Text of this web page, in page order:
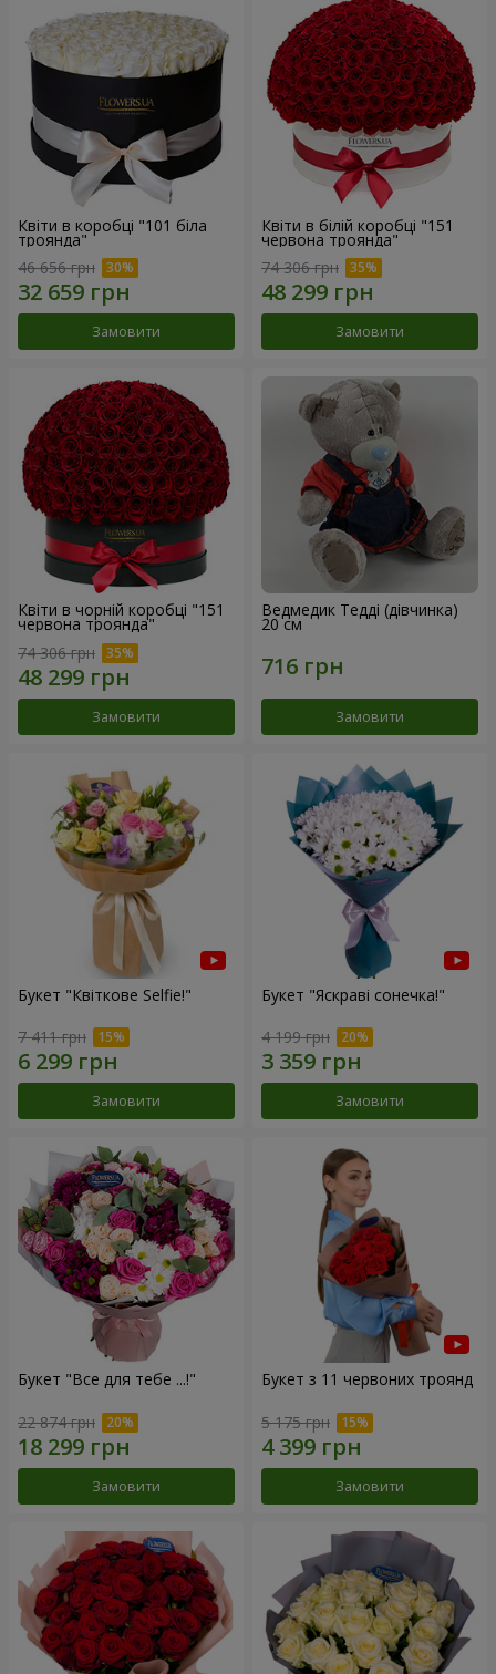
Квіти в коробці "101 біла
троянда"
46 656 грн
Замовити
Квіти в білій коробці "151
червона троянда"
74 306 грн
Замовити
Квіти в чорній коробці "151
червона троянда"
74 306 грн
Замовити
Ведмедик Тедді (дівчинка)
20 см
Замовити
Букет "Квіткове Selfie!"
7 411 грн
Замовити
Букет "Яскраві сонечка!"
4 199 грн
Замовити
Букет "Все для тебе ...!"
22 874 грн
Замовити
Букет з 11 червоних троянд
5 175 грн
Замовити